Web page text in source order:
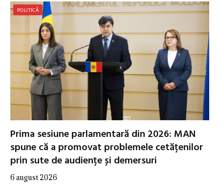
POLITICĂ
Prima sesiune parlamentară din 2026: MAN
spune că a promovat problemele cetățenilor
prin sute de audiențe și demersuri
6 august 2026